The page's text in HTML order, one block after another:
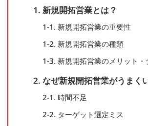
1. 新規開拓営業とは？
1-1. 新規開拓営業の重要性
1-2. 新規開拓営業の種類
1-3. 新規開拓営業のメリット・
2. なぜ新規開拓営業がうまく
2-1. 時間不足
2-2. ターゲット選定ミス